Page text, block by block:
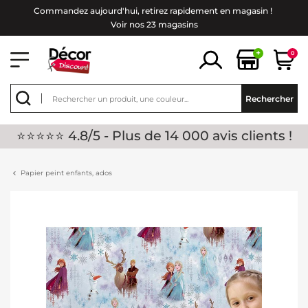
Commandez aujourd'hui, retirez rapidement en magasin !
Voir nos 23 magasins
+ 0
Rechercher
⭐⭐⭐⭐⭐ 4.8/5 - Plus de 14 000 avis clients !
Papier peint enfants, ados